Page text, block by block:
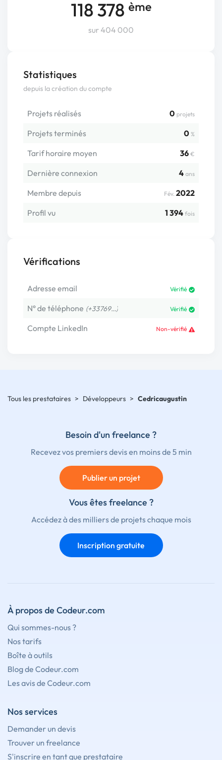
118 378 ème
sur 404 000
Statistiques
depuis la création du compte
Projets réalisés 0 projets
Projets terminés 0 %
Tarif horaire moyen 36 €
Dernière connexion 4 ans
Membre depuis Fév. 2022
Profil vu
1 394 fois
Vérifications
Adresse email Vérifié
N° de téléphone (+33769…) Vérifié
Compte LinkedIn Non-vérifié
Tous les prestataires > Développeurs > Cedricaugustin
Besoin d'un freelance ?
Recevez vos premiers devis en moins de 5 min
Publier un projet
Vous êtes freelance ?
Accédez à des milliers de projets chaque mois
Inscription gratuite
À propos de Codeur.com
Qui sommes-nous ?
Nos tarifs
Boîte à outils
Blog de Codeur.com
Les avis de Codeur.com
Nos services
Demander un devis
Trouver un freelance
S'inscrire en tant que prestataire